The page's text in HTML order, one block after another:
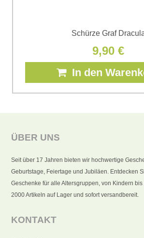
Schürze Graf
9,90 €
In den
ÜBER UNS
Seit über 17 Jahren bieten wir hochwertige
Geburtstage, Feiertage und Jubiläen. Entdecken
Geschenke für alle Altersgruppen, von Kindern
2000 Artikeln auf Lager und sofort versandbereit.
KONTAKT